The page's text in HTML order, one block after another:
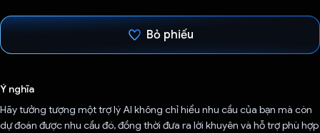
Bỏ phiếu
Ý nghĩa
Hãy tưởng tượng một trợ lý AI không chỉ hiểu nhu cầu của bạn mà còn
dự đoán được nhu cầu đó, đồng thời đưa ra lời khuyên và hỗ trợ phù hợp